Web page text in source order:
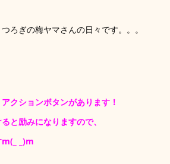
ろぎの梅ヤマさんの日々です。。。
クションボタンがあります！
と励みになりますので、
_)m